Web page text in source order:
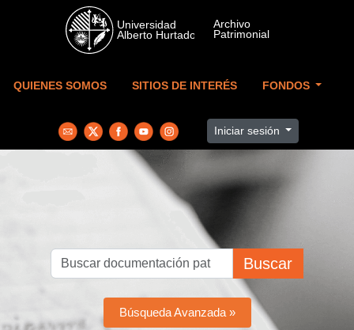
Skip to main content
QUIENES SOMOS SITIOS DE INTERÉS FONDOS
Iniciar sesión
Buscar
Búsqueda Avanzada »